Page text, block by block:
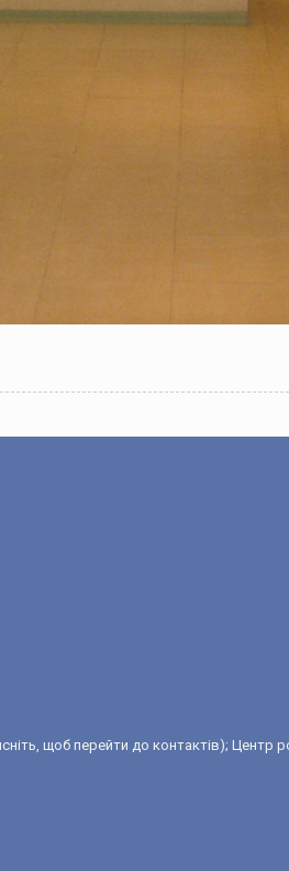
щоб перейти до контактів); Центр